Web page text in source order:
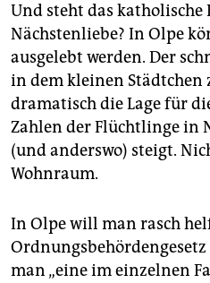
Und steht das
Nächstenliebe? In Olpe
ausgelebt werden. Der
in dem kleinen Städtchen
dramatisch die Lage für
Zahlen der Flüchtlinge in
(und anderswo) steigt.
Wohnraum.
In Olpe will man rasch
Ordnungsbehördengesetz
man „eine im einzelnen